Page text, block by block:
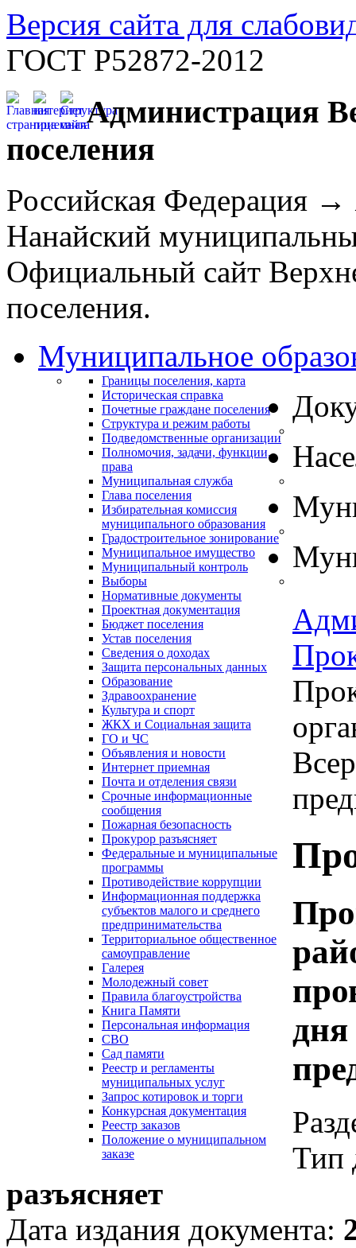
Версия сайта для
ГОСТ Р52872-2012
Администрация
поселения
Российская Федерация
Нанайский
Официальный сайт
поселения.
Муниципальное
Границы поселения, карта
Историческая справка
Почетные граждане поселения
Структура и режим работы
Подведомственные организации
Полномочия, задачи, функции,
права
Муниципальная служба
Глава поселения
Избирательная комиссия
муниципального образования
Градостроительное зонирование
Муниципальное имущество
Муниципальный контроль
Выборы
Нормативные документы
Проектная документация
Бюджет поселения
Устав поселения
Сведения о доходах
Защита персональных данных
Образование
Здравоохранение
Культура и спорт
ЖКХ и Социальная защита
ГО и ЧС
Объявления и новости
Интернет приемная
Почта и отделения связи
Срочные информационные
сообщения
Пожарная безопасность
Прокурор разъясняет
Федеральные и муниципальные
программы
Противодействие коррупции
Информационная поддержка
субъектов малого и среднего
предпринимательства
Территориальное общественное
самоуправление
Галерея
Молодежный совет
Правила благоустройства
Книга Памяти
Персональная информация
СВО
Сад памяти
Реестр и регламенты
муниципальных услуг
Запрос котировок и торги
Конкурсная документация
Реестр заказов
Положение о муниципальном
заказе
Тип
разъясняет
Дата издания документа: